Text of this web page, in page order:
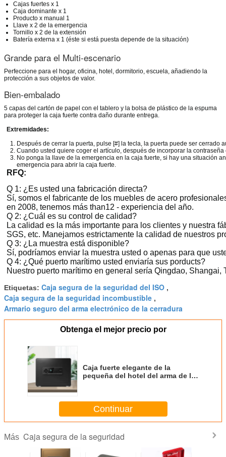
Cajas fuertes x 1
Caja dominante x 1
Producto x manual 1
Llave x 2 de la emergencia
Tornillo x 2 de la extensión
Batería externa x 1 (éste si está puesta depende de la situación)
Grande para el Multi-escenario
Perfeccione para el hogar, oficina, hotel, dormitorio, escuela, añadiendo la
protección a sus objetos de valor.
Bien-embalado
5 capas del cartón de papel con el tablero y la bolsa de plástico de la espuma
para proteger la caja fuerte contra daño durante entrega.
Extremidades:
Después de cerrar la puerta, pulse [#] la tecla, la puerta puede ser cerrado
Cuando usted quiere coger el artículo, después de incorporar la contraseña
No ponga la llave de la emergencia en la caja fuerte, si hay una situación
emergencia para abrir la caja fuerte.
RFQ:
Q 1: ¿Es usted una fabricación directa?
Sí, somos el fabricante de los muebles de acero
en 2008, tenemos más than12 - experiencia del año.
Q 2: ¿Cuál es su control de calidad?
La calidad es la más importante para los clientes y nuestra
SGS, etc. Manejamos estrictamente la calidad de nuestros
Q 3: ¿La muestra está disponible?
Sí, podríamos enviar la muestra usted o apenas para que
Q 4: ¿Qué puerto marítimo usted enviaría sus porducts?
Nuestro puerto marítimo en general sería Qingdao,
Etiquetas: Caja segura de la seguridad del ISO ,
Caja segura de la seguridad incombustible ,
Armario seguro del arma electrónico de la cerradura
Obtenga el mejor precio por
Caja fuerte elegante de la
pequeña del hotel del arma de la
cerradura de la huella dactilar
Continuar
Más Caja segura de la seguridad